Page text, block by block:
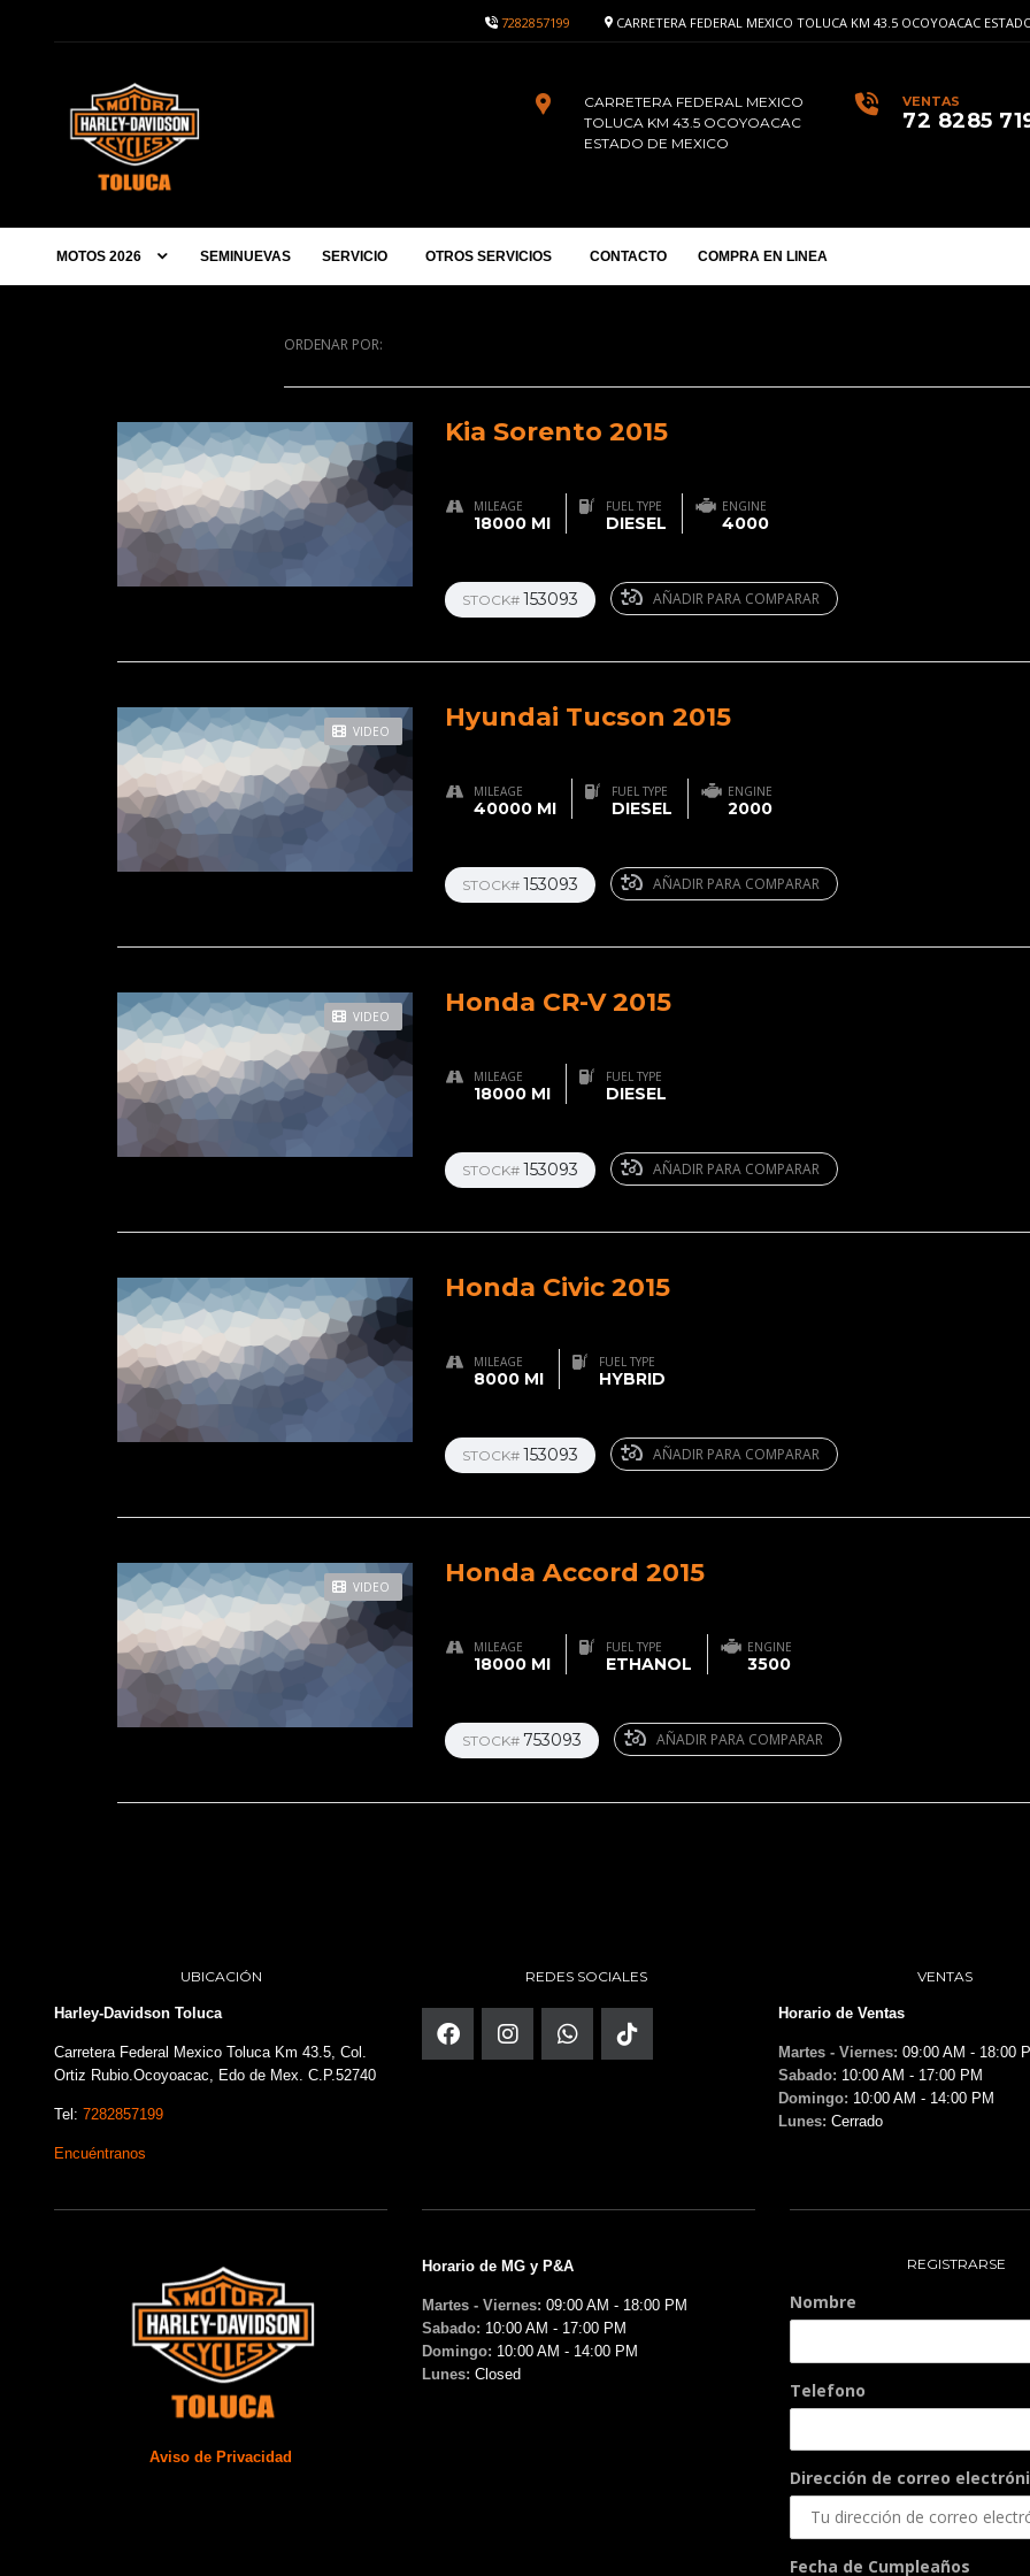
CARRETERA FEDERAL MEXICO TOLUCA KM 43.5 OCOYOACAC
7282857199
VENTAS
72 8285
CARRETERA FEDERAL MEXICO
TOLUCA KM 43.5 OCOYOACAC
ESTADO DE MEXICO
MOTOS 2026 SEMINUEVAS SERVICIO OTROS SERVICIOS CONTACTO COMPRA EN LINEA
ORDENAR POR:
Kia Sorento 2015
MILEAGE
18000 MI
FUEL TYPE
DIESEL
ENGINE
4000
STOCK# 153093 AÑADIR PARA COMPARAR
VIDEO Hyundai Tucson 2015
MILEAGE
40000 MI
FUEL TYPE
DIESEL
ENGINE
2000
STOCK# 153093 AÑADIR PARA COMPARAR
VIDEO Honda CR-V 2015
MILEAGE
18000 MI
FUEL TYPE
DIESEL
STOCK# 153093 AÑADIR PARA COMPARAR
Honda Civic 2015
MILEAGE
8000 MI
FUEL TYPE
HYBRID
STOCK# 153093 AÑADIR PARA COMPARAR
VIDEO Honda Accord 2015
MILEAGE
18000 MI
FUEL TYPE
ETHANOL
ENGINE
3500
STOCK# 753093 AÑADIR PARA COMPARAR
UBICACIÓN
Harley-Davidson Toluca
Carretera Federal Mexico Toluca Km 43.5, Col.
Ortiz Rubio.Ocoyoacac, Edo de Mex. C.P.52740
Tel: 7282857199
Encuéntranos
REDES SOCIALES VENTAS
Horario de Ventas
Martes - Viernes: 09:00 AM - 18:00
Sabado: 10:00 AM - 17:00 PM
Domingo: 10:00 AM - 14:00 PM
Lunes: Cerrado
Aviso de Privacidad
Horario de MG y P&A
Martes - Viernes: 09:00 AM - 18:00 PM
Sabado: 10:00 AM - 17:00 PM
Domingo: 10:00 AM - 14:00 PM
Lunes: Closed
REGISTRARSE
Nombre
Telefono
Dirección de correo
Fecha de Cumpleaños